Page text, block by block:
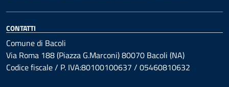
CONTATTI
Comune di Bacoli
Via Roma 188 (Piazza G.Marconi) 80070 Bacoli (NA)
Codice fiscale / P. IVA:80100100637 / 05460810632